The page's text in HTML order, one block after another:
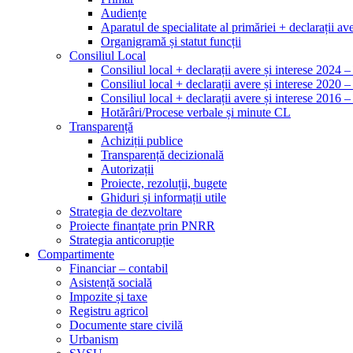
Audiențe
Aparatul de specialitate al primăriei + declarații
Organigramă și statut funcții
Consiliul Local
Consiliul local + declarații avere și interese 2024
Consiliul local + declarații avere și interese 2020
Consiliul local + declarații avere și interese 2016
Hotărâri/Procese verbale și minute CL
Transparență
Achiziții publice
Transparență decizională
Autorizații
Proiecte, rezoluții, bugete
Ghiduri și informații utile
Strategia de dezvoltare
Proiecte finanțate prin PNRR
Strategia anticorupție
Compartimente
Financiar – contabil
Asistență socială
Impozite și taxe
Registru agricol
Documente stare civilă
Urbanism